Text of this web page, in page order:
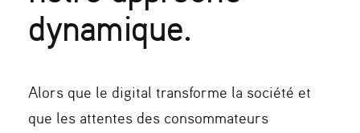
dynamique.
Alors que le digital transforme la société et
que les attentes des consommateurs